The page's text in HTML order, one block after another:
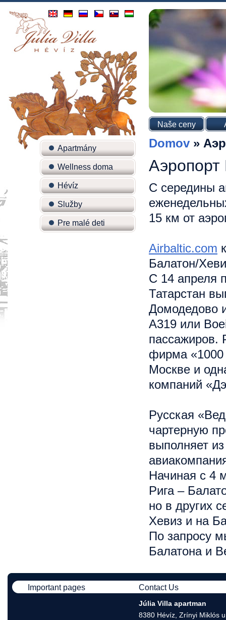
Naše ceny
Apartmány
Wellness doma
Hévíz
Služby
Pre malé deti
Domov »
С середины
15 км от
Airbaltic.com
Балатон/
С 14 апреля
Татарстан
Домодедово
A319 или
пассажиров.
фирма «1000
Москве и
компаний
Русская
чартерную
выполняет
Начиная с 4
Рига –
но в других
Хевиз и на
По запросу
Балатона и
Important pages Contact Us
Júlia Villa apartman
8380 Hévíz, Zrínyi Miklós